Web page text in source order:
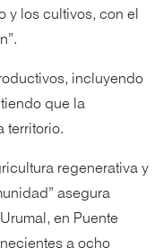
y los cultivos, con el
incluyendo
que la
territorio.
regenerativa y
asegura
en Puente
a ocho